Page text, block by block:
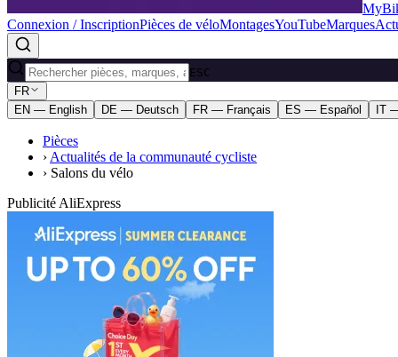
Connexion / InscriptionPièces de véloMontagesYouTubeMarques
ESC
FR
EN — English
DE — Deutsch FR — Français ES — Español IT
Pièces
› Actualités de la communauté cycliste
› Salons du vélo
Publicité AliExpress